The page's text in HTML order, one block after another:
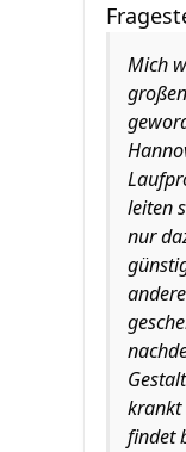
Mich
leiten
nur
krankt
findet